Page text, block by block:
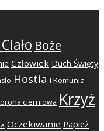
Boże
Człowiek Duch Święty
Hostia I Komunia
cierniowa Krzyż
Oczekiwanie Papież